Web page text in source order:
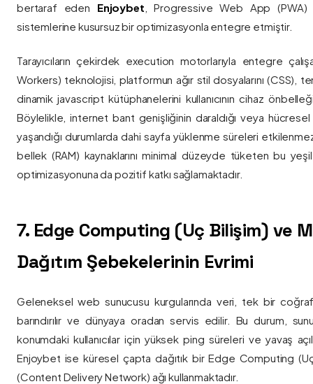
bertaraf eden Enjoybet , Progressive Web App (PWA)
sistemlerine kusursuz bir optimizasyonla entegre etmiştir.
Tarayıcıların çekirdek execution motorlarıyla entegre
Workers) teknolojisi, platformun ağır stil dosyalarını (CSS),
dinamik javascript kütüphanelerini kullanıcının cihaz
Böylelikle, internet bant genişliğinin daraldığı veya
yaşandığı durumlarda dahi sayfa yüklenme süreleri
bellek (RAM) kaynaklarını minimal düzeyde tüketen bu yeşil
optimizasyonuna da pozitif katkı sağlamaktadır.
7. Edge Computing (Uç Bilişim) ve
Dağıtım Şebekelerinin Evrimi
Geleneksel web sunucusu kurgularında veri, tek bir
barındırılır ve dünyaya oradan servis edilir. Bu durum,
konumdaki kullanıcılar için yüksek ping süreleri ve yavaş
Enjoybet ise küresel çapta dağıtık bir Edge Computing
(Content Delivery Network) ağı kullanmaktadır.